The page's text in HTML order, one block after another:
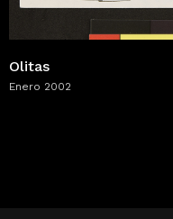
Olitas
Enero 2002